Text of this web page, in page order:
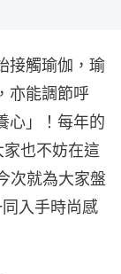
接觸瑜伽，瑜
亦能調節呼
心」！每年的
也不妨在這
次就為大家盤
入手時尚感